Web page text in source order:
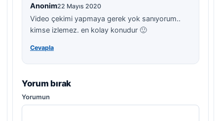
Anonim22 Mayıs 2020
Video çekimi yapmaya gerek yok sanıyorum..
kimse izlemez. en kolay konudur 🙂
Cevapla
Yorum bırak
Yorumun